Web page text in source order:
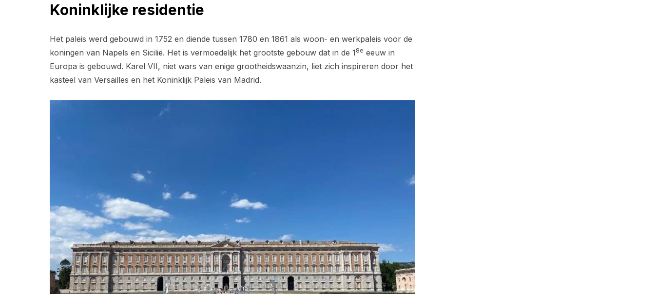
Koninklijke residentie
Het paleis werd gebouwd in 1752 en diende tussen 1780 en 1861 als woon- en werkpaleis voor de
koningen van Napels en Sicilië. Het is vermoedelijk het grootste gebouw dat in de 18e eeuw in
Europa is gebouwd. Karel VII, niet wars van enige grootheidswaanzin, liet zich inspireren door het
kasteel van Versailles en het Koninklijk Paleis van Madrid.